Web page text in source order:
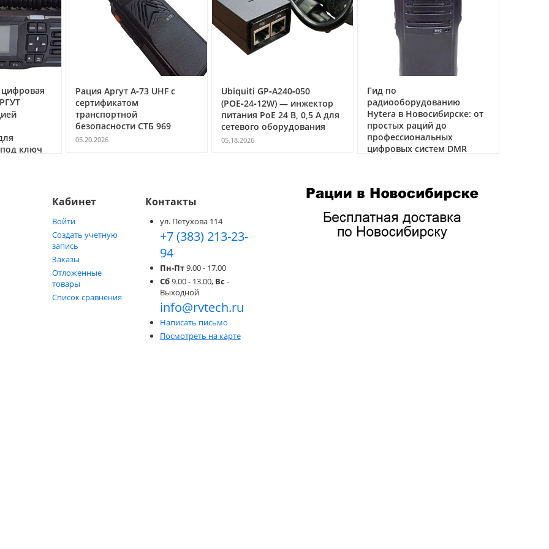
Лицензия на радиосвязь не требуется, так как мощность
звуковым модулем. Качество звука хорошее, будто вы
в здании, во время активного отдыха, на рыбалке, и т. д. Дальность
20 этажей в здании. Передача активируется кнопкой PTT или голосом
порт miniUSB. Шнур в комплекте. Время активной работы 8–12 часов, в
Рация Аргут А‑73 UHF с
сертификатом
транспортной
безопасности СТБ 969
05.20.2026
Ubiquiti GP‑A240‑050
(POE‑24‑12W) — инжектор
питания PoE 24 В, 0,5 А для
сетевого оборудования
05.18.2026
Гид по
радиооборудованию
Hytera в Новосибирске: от
простых раций до
профессиональных
цифровых систем DMR
Кабинет
Войти
Создать учетную
запись
Заказы
Отложенные
товары
Список сравнения
Контакты
ул. Петухова 114
+7 (383) 213-23-
94
Пн-Пт9.00 - 17.00
Сб9.00 - 13.00, Вс -
Выходной
info@rvtech.ru
Написать письмо
Посмотреть на карте